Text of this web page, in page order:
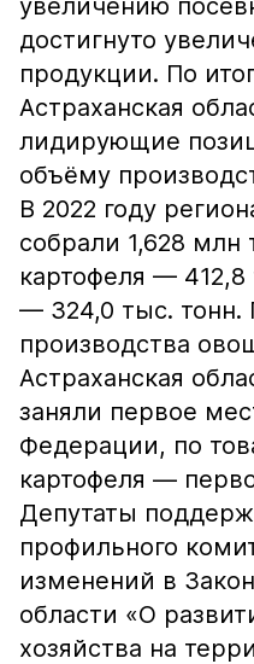
увеличению
достигнуто
продукции. По
Астраханская
лидирующие
объёму
В 2022 году
собрали 1,628 млн
картофеля —
— 324,0 тыс. тонн.
производства
Астраханская
заняли первое
Федерации, по
картофеля —
Депутаты
профильного
изменений в
области «О
хозяйства на